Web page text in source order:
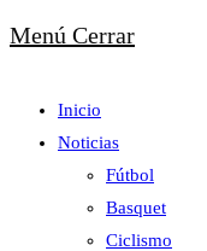
Menú Cerrar
Inicio
Noticias
Fútbol
Basquet
Ciclismo